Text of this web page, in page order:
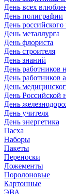
День всех
День полиграфии
День
День металлурга
День флориста
День строителя
День знаний
День работников
День работников
День
День Российской
День
День учителя
День энергетика
Пасха
Наборы
Пакеты
Переноски
Ложементы
Поролоновые
Картонные
ЭВА